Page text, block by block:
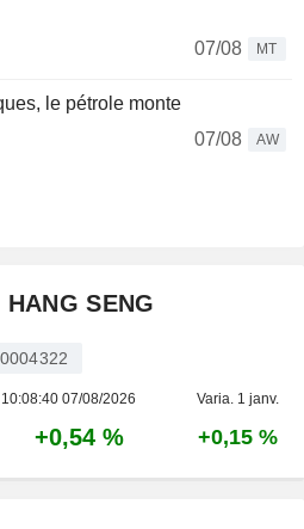
07/08
MT
le pétrole monte
07/08
AW
SENG
10:08:40 07/08/2026 Varia. 1 janv.
+0,54 % +0,15 %